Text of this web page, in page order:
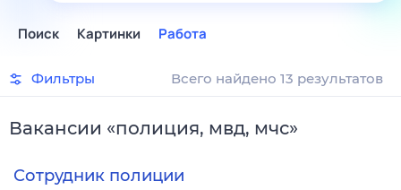
Поиск Картинки Работа
Фильтры Всего найдено 13 результатов
Вакансии «полиция, мвд, мчс»
Сотрудник полиции